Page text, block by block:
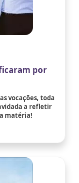
por
vocações, toda
a refletir
matéria!